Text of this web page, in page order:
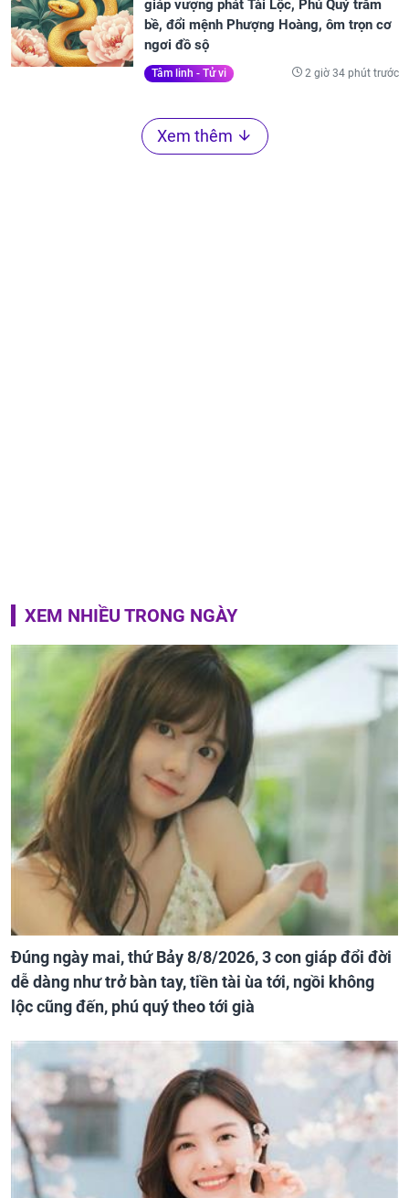
giáp vượng phát Tài Lộc, Phú Quý trăm
bề, đổi mệnh Phượng Hoàng, ôm trọn cơ
ngơi đồ sộ
Tâm linh - Tử vi 2 giờ 34 phút trước
Xem thêm
XEM NHIỀU TRONG NGÀY
Đúng ngày mai, thứ Bảy 8/8/2026, 3 con giáp đổi đời
dễ dàng như trở bàn tay, tiền tài ùa tới, ngồi không
lộc cũng đến, phú quý theo tới già